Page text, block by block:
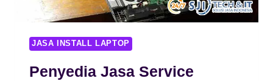
JASA INSTALL LAPTOP
Penyedia Jasa Service